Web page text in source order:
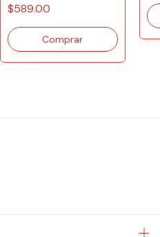
$589.00